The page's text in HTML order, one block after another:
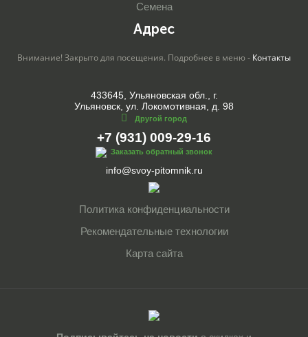
Семена
Адрес
Внимание! Закрыто для посещения. Подробнее в меню - Контакты
433645, Ульяновская обл., г.
Ульяновск, ул. Локомотивная, д. 98
Другой город
+7 (931) 009-29-16
Заказать обратный звонок
info@svoy-pitomnik.ru
Политика конфиденциальности
Рекомендательные технологии
Карта сайта